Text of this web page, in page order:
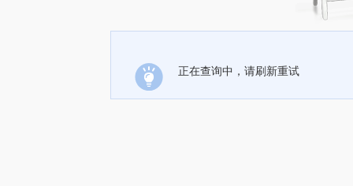
正在查询中，请刷新重试